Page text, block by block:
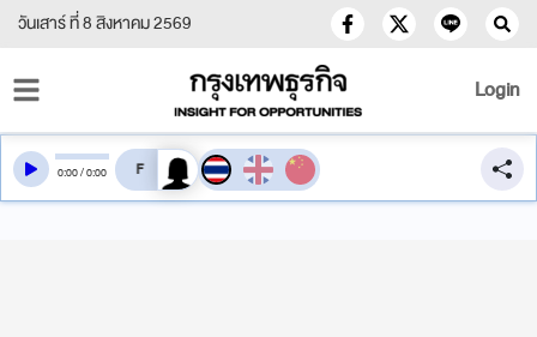
วันเสาร์ ที่ 8 สิงหาคม 2569
Login
0:00/0:00 สลับเสียงอ่าน